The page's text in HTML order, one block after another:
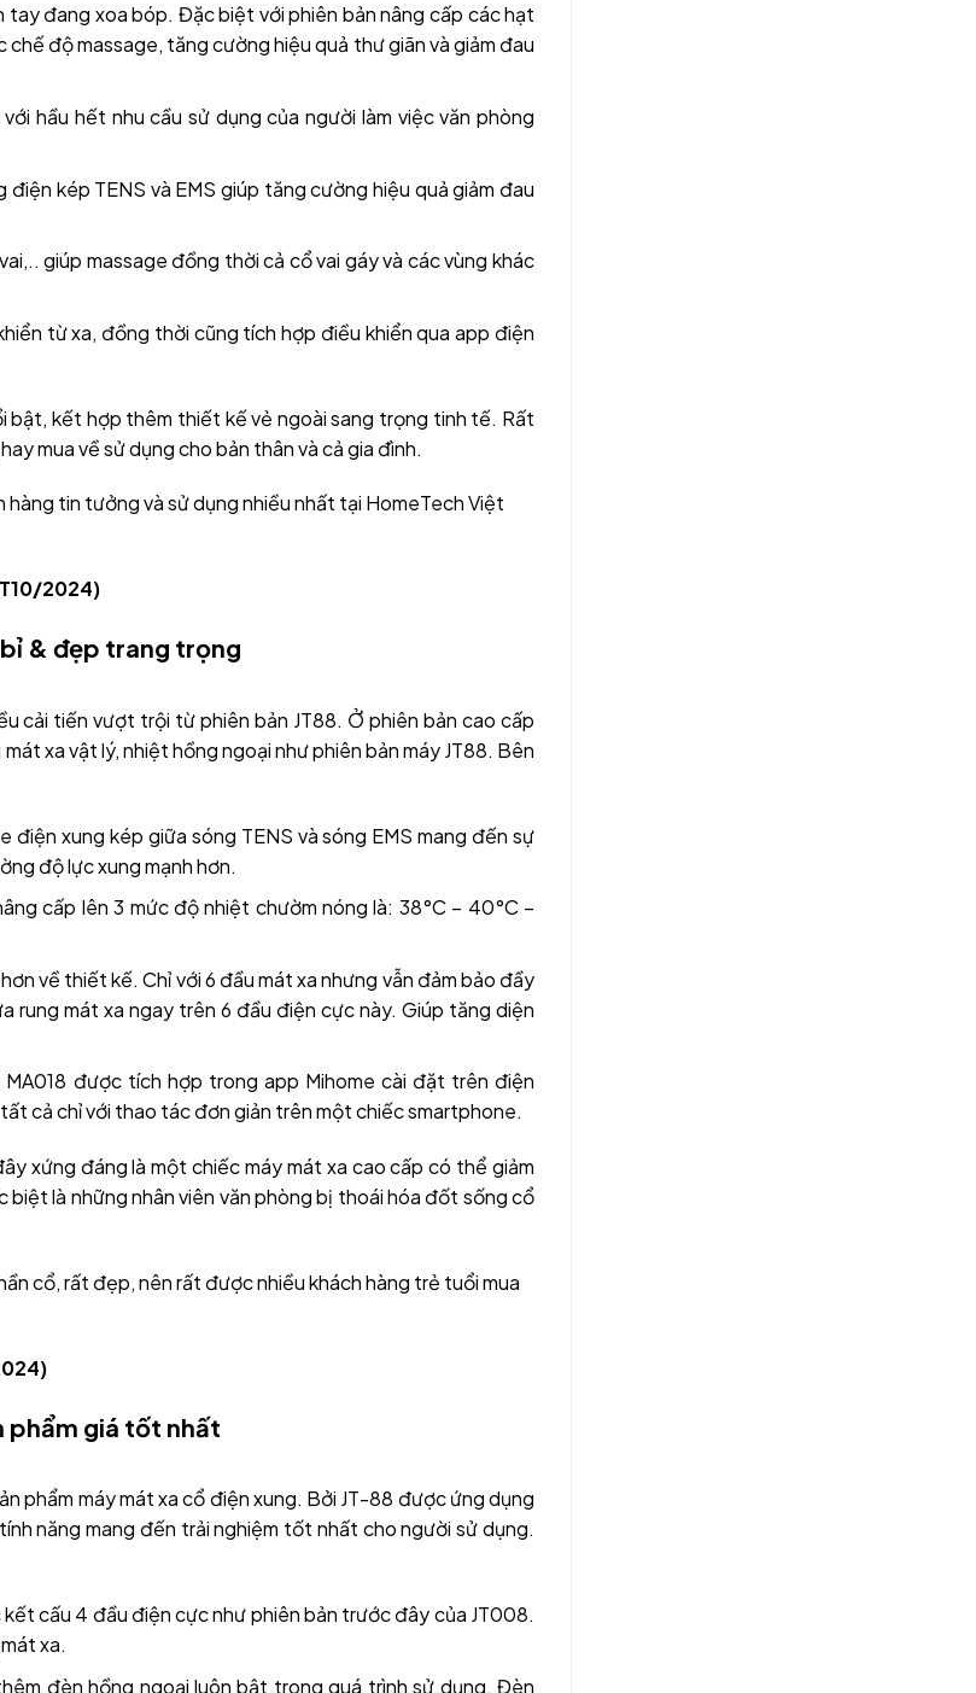
tay đang xoa bóp. Đặc biệt với phiên bản nâng cấp các hạt
độ massage, tăng cường hiệu quả thư giãn và giảm đau
hầu hết nhu cầu sử dụng của người làm việc văn phòng
điện kép TENS và EMS giúp tăng cường hiệu quả giảm đau
giúp massage đồng thời cả cổ vai gáy và các vùng khác
từ xa, đồng thời cũng tích hợp điều khiển qua app điện
bật, kết hợp thêm thiết kế vẻ ngoài sang trọng tinh tế. Rất
mua về sử dụng cho bản thân và cả gia đình.
tin tưởng và sử dụng nhiều nhất tại HomeTech Việt
2024)
bỉ & đẹp trang trọng
cải tiến vượt trội từ phiên bản JT88. Ở phiên bản cao cấp
xa vật lý, nhiệt hồng ngoại như phiên bản máy JT88. Bên
điện xung kép giữa sóng TENS và sóng EMS mang đến sự
độ lực xung mạnh hơn.
cấp lên 3 mức độ nhiệt chườm nóng là: 38°C – 40°C –
về thiết kế. Chỉ với 6 đầu mát xa nhưng vẫn đảm bảo đầy
rung mát xa ngay trên 6 đầu điện cực này. Giúp tăng diện
MA018 được tích hợp trong app Mihome cài đặt trên điện
cả chỉ với thao tác đơn giản trên một chiếc smartphone.
xứng đáng là một chiếc máy mát xa cao cấp có thể giảm
là những nhân viên văn phòng bị thoái hóa đốt sống cổ
cổ, rất đẹp, nên rất được nhiều khách hàng trẻ tuổi mua
phẩm giá tốt nhất
phẩm máy mát xa cổ điện xung. Bởi JT-88 được ứng dụng
năng mang đến trải nghiệm tốt nhất cho người sử dụng.
cấu 4 đầu điện cực như phiên bản trước đây của JT008.
xa.
đèn hồng ngoại luôn bật trong quá trình sử dụng. Đèn